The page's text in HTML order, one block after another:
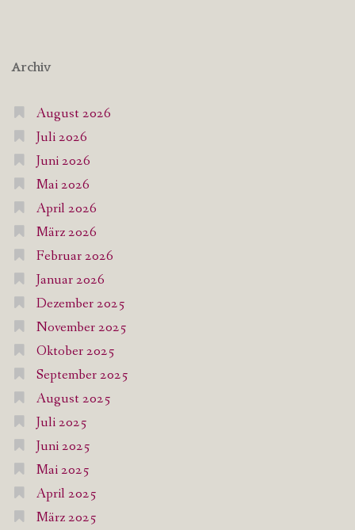
Archiv
August 2026
Juli 2026
Juni 2026
Mai 2026
April 2026
März 2026
Februar 2026
Januar 2026
Dezember 2025
November 2025
Oktober 2025
September 2025
August 2025
Juli 2025
Juni 2025
Mai 2025
April 2025
März 2025